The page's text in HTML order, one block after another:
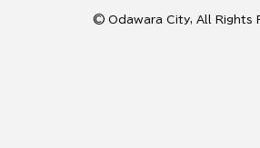
© Odawara City, All Rights